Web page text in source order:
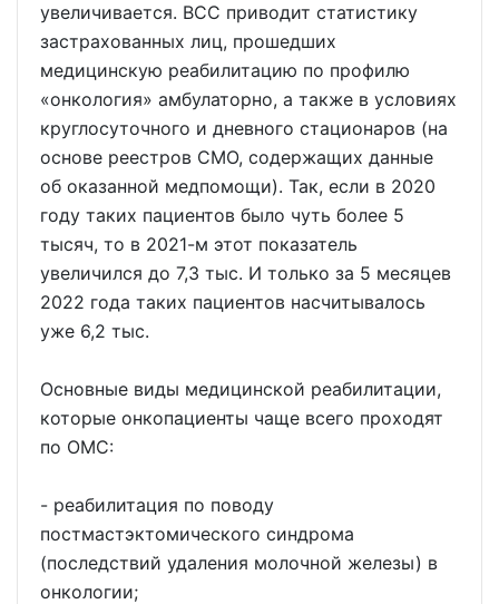
увеличивается. ВСС приводит статистику
застрахованных лиц, прошедших
медицинскую реабилитацию по профилю
«онкология» амбулаторно, а также в условиях
круглосуточного и дневного стационаров (на
основе реестров СМО, содержащих данные
об оказанной медпомощи). Так, если в 2020
году таких пациентов было чуть более 5
тысяч, то в 2021-м этот показатель
увеличился до 7,3 тыс. И только за 5 месяцев
2022 года таких пациентов насчитывалось
уже 6,2 тыс.
Основные виды медицинской реабилитации,
которые онкопациенты чаще всего проходят
по ОМС:
- реабилитация по поводу
постмастэктомического синдрома
(последствий удаления молочной железы) в
онкологии;